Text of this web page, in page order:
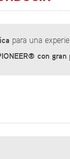
para una
® con gran